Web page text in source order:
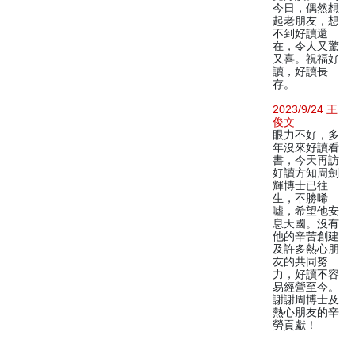
今日，偶然想
起老朋友，想
不到好讀還
在，令人又驚
又喜。祝福好
讀，好讀長
存。
2023/9/24 王
俊文
眼力不好，多
年沒來好讀看
書，今天再訪
好讀方知周劍
輝博士已往
生，不勝唏
噓，希望他安
息天國。沒有
他的辛苦創建
及許多熱心朋
友的共同努
力，好讀不容
易經營至今。
謝謝周博士及
熱心朋友的辛
勞貢獻！